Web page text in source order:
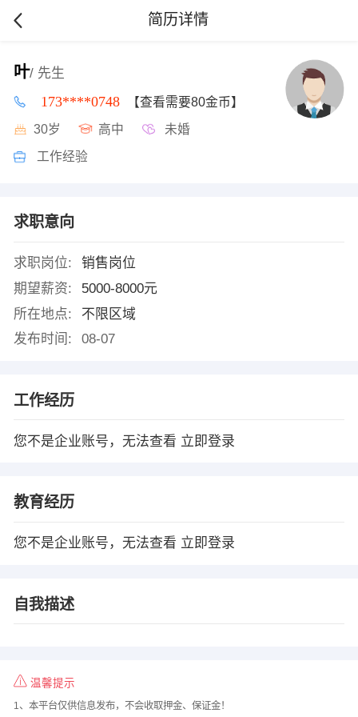
简历详情
叶/ 先生
173****0748 【查看需要80金币】
30岁 高中 未婚
工作经验
求职意向
求职岗位:
销售岗位
期望薪资:
5000-8000元
所在地点:
不限区域
发布时间:
08-07
工作经历
您不是企业账号，无法查看 立即登录
教育经历
您不是企业账号，无法查看 立即登录
自我描述
温馨提示
1、本平台仅供信息发布，不会收取押金、保证金！